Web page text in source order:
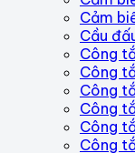
Cảm
Cầu
Công
Công
Công
Công
Công
Công